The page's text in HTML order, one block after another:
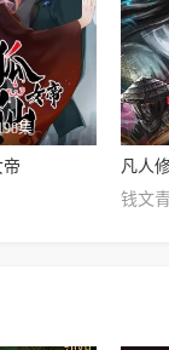
集